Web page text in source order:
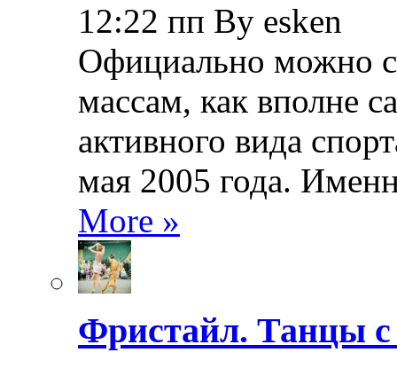
12:22 пп By esken
Официально можно
массам, как вполне
активного вида
мая 2005 года.
More »
Фристайл. Танцы с